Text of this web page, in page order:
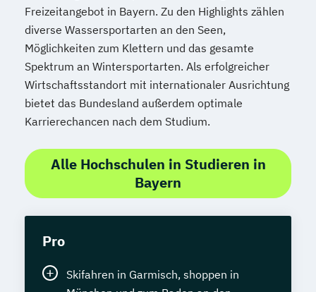
Spezialist*in Embedded Systems
Spezialist*in Industrial Data Science
Spezialist*in Informationssysteme
Spezialist*in Logistik 4.0
Spezialist*in Produktion 4.0
Spezialist*in Sportpsychologie und
Spezialist*in Wirtschaftsinformatik
Spezialist*in für digitale Geschäftsmodelle
Spezialist*in für systemisches
Management und Coaching
Spezialist*in internationales Recht
Advanced (CAE)" - C1
Freizeitangebot in Bayern. Zu den Highlights zählen
diverse Wassersportarten an den Seen,
Möglichkeiten zum Klettern und das gesamte
Spektrum an Wintersportarten. Als erfolgreicher
Wirtschaftsstandort mit internationaler Ausrichtung
bietet das Bundesland außerdem optimale
Karrierechancen nach dem Studium.
Alle Hochschulen in Studieren in
Bayern
Pro
Skifahren in Garmisch, shoppen in